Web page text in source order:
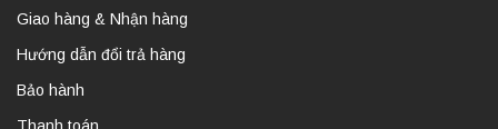
Giao hàng & Nhận hàng
Hướng dẫn đổi trả hàng
Bảo hành